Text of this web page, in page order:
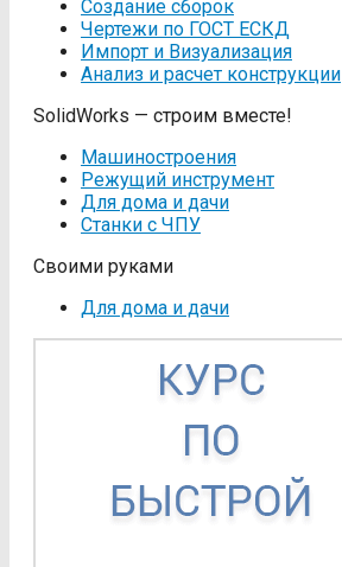
Создание сборок
Чертежи по ГОСТ ЕСКД
Импорт и Визуализация
Анализ и расчет конструкции
SolidWorks — строим вместе!
Машиностроения
Режущий инструмент
Для дома и дачи
Станки с ЧПУ
Своими руками
Для дома и дачи